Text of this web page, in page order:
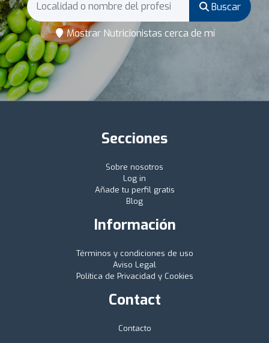
Buscar
Mostrar Nutricionistas cerca de mí
Secciones
Sobre nosotros
Log in
Añade tu perfil gratis
Blog
Información
Términos y condiciones de uso
Aviso Legal
Política de Privacidad y Cookies
Contact
Contacto